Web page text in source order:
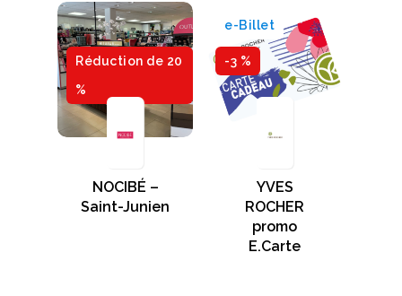
Réduction de 20
%
NOCIBÉ –
Saint-Junien
-3 %
e-Billet
YVES
ROCHER
promo
E.Carte